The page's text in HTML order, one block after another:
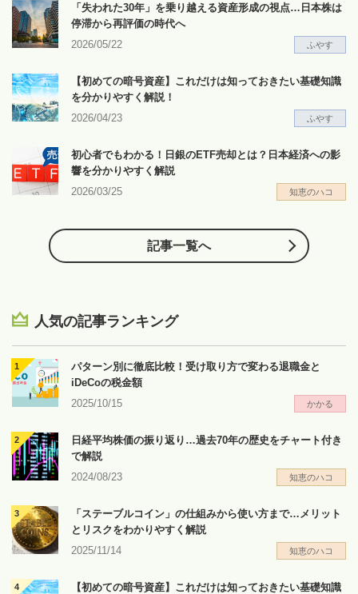
「失われた30年」を乗り越える資産形成の視点…日本株は
停滞から再評価の時代へ
2026/05/22
ふやす
【初めての暗号資産】これだけは知っておきたい基礎知識
を分かりやすく解説！
2026/04/23
ふやす
初心者でもわかる！日銀のETF売却とは？日本経済への影
響を分かりやすく解説
2026/03/25
知恵のハコ
記事一覧へ
人気の記事ランキング
パターン別に徹底比較！受け取り方で変わる退職金と
iDeCoの税金額
2025/10/15
かかる
日経平均株価の振り返り…過去70年の歴史をチャート付き
で解説
2024/08/23
知恵のハコ
「ステーブルコイン」の仕組みから使い方まで…メリット
とリスクをわかりやすく解説
2025/11/14
知恵のハコ
【初めての暗号資産】これだけは知っておきたい基礎知識